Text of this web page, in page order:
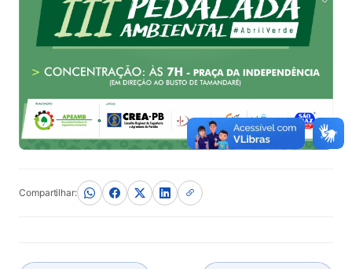
Compartilhar: